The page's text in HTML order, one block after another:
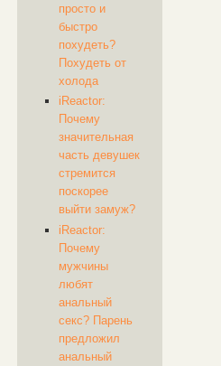
просто и
быстро
похудеть?
Похудеть от
холода
iReactor:
Почему
значительная
часть девушек
стремится
поскорее
выйти замуж?
iReactor:
Почему
мужчины
любят
анальный
секс? Парень
предложил
анальный